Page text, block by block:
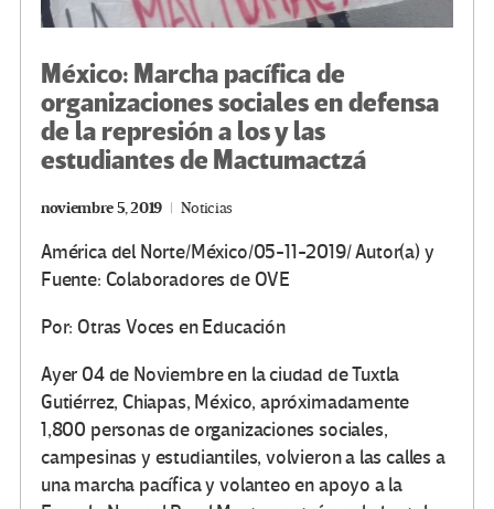
México: Marcha pacífica de
organizaciones sociales en defensa
de la represión a los y las
estudiantes de Mactumactzá
noviembre 5, 2019 Noticias
América del Norte/México/05-11-2019/ Autor(a) y
Fuente: Colaboradores de OVE
Por: Otras Voces en Educación
Ayer 04 de Noviembre en la ciudad de Tuxtla
Gutiérrez, Chiapas, México, apróximadamente
1,800 personas de organizaciones sociales,
campesinas y estudiantiles, volvieron a las calles a
una marcha pacífica y volanteo en apoyo a la